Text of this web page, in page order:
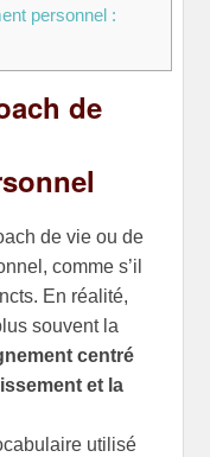
personnel :
de
de vie ou de
comme s’il
En réalité,
souvent la
centré
et la
utilisé